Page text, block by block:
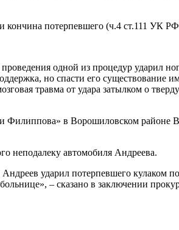
кончина потерпевшего (ч.4 ст.111 УК
одной из процедур ударил
но спасти его
травма от удара затылком о
Филиппова» в Ворошиловском
неподалеку автомобиля Андреева.
ударил потерпевшего кулаком
– сказано в заключении